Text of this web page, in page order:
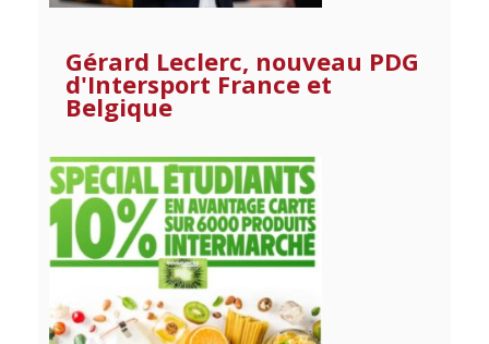
Gérard Leclerc, nouveau PDG
d'Intersport France et
Belgique